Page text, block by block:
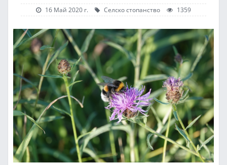
16 Май 2020 г. Селско стопанство 1359